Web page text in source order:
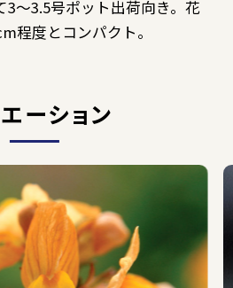
3～3.5号ポット出荷向き。花
程度とコンパクト。
ーション